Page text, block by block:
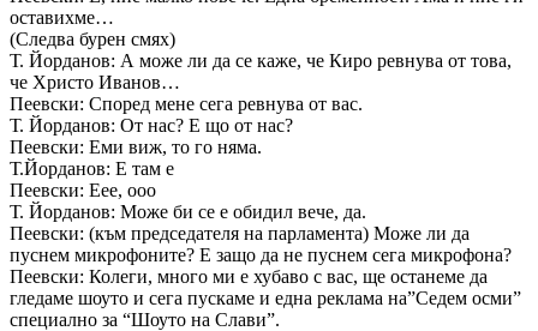
оставихме…
(Следва бурен смях)
Т. Йорданов: А може ли да се каже, че Киро ревнува от това,
че Христо Иванов…
Пеевски: Според мене сега ревнува от вас.
Т. Йорданов: От нас? Е що от нас?
Пеевски: Еми виж, то го няма.
Т.Йорданов: Е там е
Пеевски: Еее, ооо
Т. Йорданов: Може би се е обидил вече, да.
Пеевски: (към председателя на парламента) Може ли да
пуснем микрофоните? Е защо да не пуснем сега микрофона?
Пеевски: Колеги, много ми е хубаво с вас, ще останеме да
гледаме шоуто и сега пускаме и една реклама на”Седем осми”
специално за “Шоуто на Слави”.